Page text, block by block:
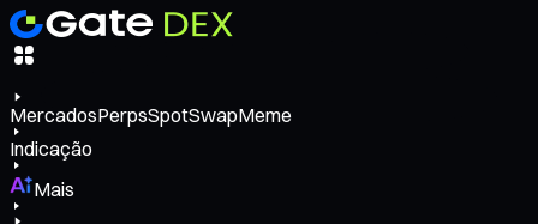
MercadosPerpsSpotSwapMeme
Indicação
Mais